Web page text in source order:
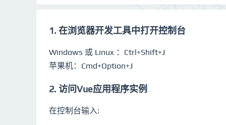
1. 在浏览器开发工具中打开控制台
Windows 或 Linux ：Ctrl+Shift+J
苹果机：Cmd+Option+J
2. 访问Vue应用程序实例
在控制台输入: